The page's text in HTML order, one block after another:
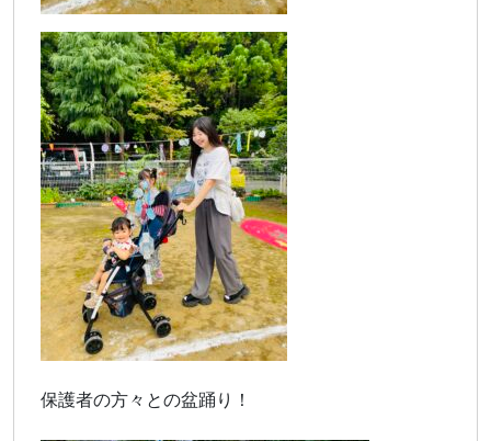
保護者の方々との盆踊り！